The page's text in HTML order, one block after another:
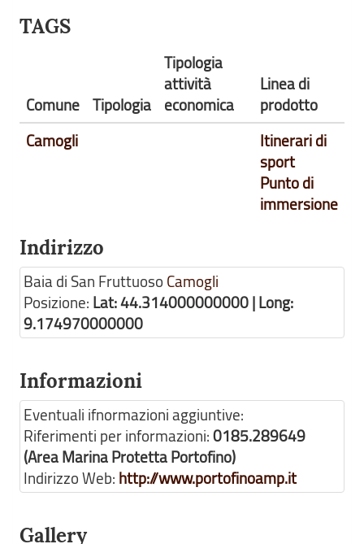
TAGS
Comune Tipologia
Tipologia
attività
economica
Linea di
prodotto
Camogli
Itinerari di
sport
Punto di
immersione
Indirizzo
Baia di San Fruttuoso Camogli
Posizione: Lat: 44.314000000000 | Long:
9.174970000000
Informazioni
Eventuali ifnormazioni aggiuntive:
Riferimenti per informazioni:0185.289649
(Area Marina Protetta Portofino)
Indirizzo Web: http://www.portofinoamp.it
Gallery